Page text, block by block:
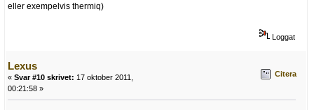
eller exempelvis thermiq)
Loggat
Lexus
« Svar #10 skrivet: 17 oktober 2011,
00:21:58 »
Citera